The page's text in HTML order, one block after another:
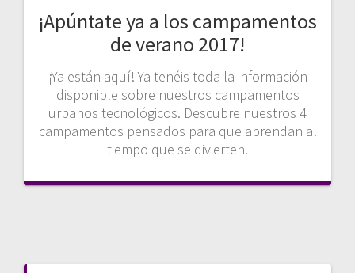
¡Apúntate ya a los campamentos
de verano 2017!
¡Ya están aquí! Ya tenéis toda la información
disponible sobre nuestros campamentos
urbanos tecnológicos. Descubre nuestros 4
campamentos pensados para que aprendan al
tiempo que se divierten.